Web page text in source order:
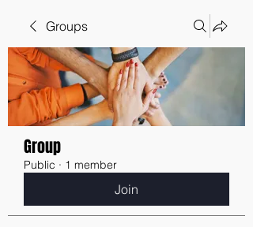
Groups
Group
Public · 1 member
Join